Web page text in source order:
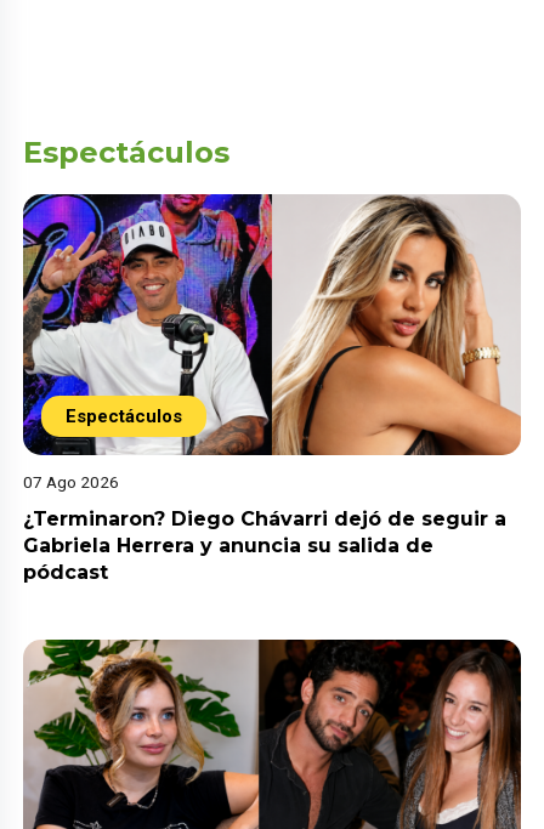
Espectáculos
Espectáculos
07 Ago 2026
¿Terminaron? Diego Chávarri dejó de seguir a
Gabriela Herrera y anuncia su salida de
pódcast